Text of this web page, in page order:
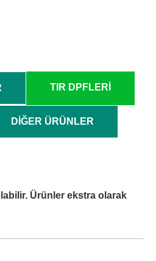
TIR DPFLERİ
DİĞER ÜRÜNLER
Ürünler ekstra olarak